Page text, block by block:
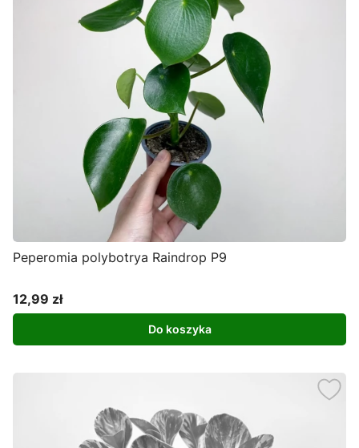
Peperomia polybotrya Raindrop P9
Cena
12,99 zł
Do koszyka